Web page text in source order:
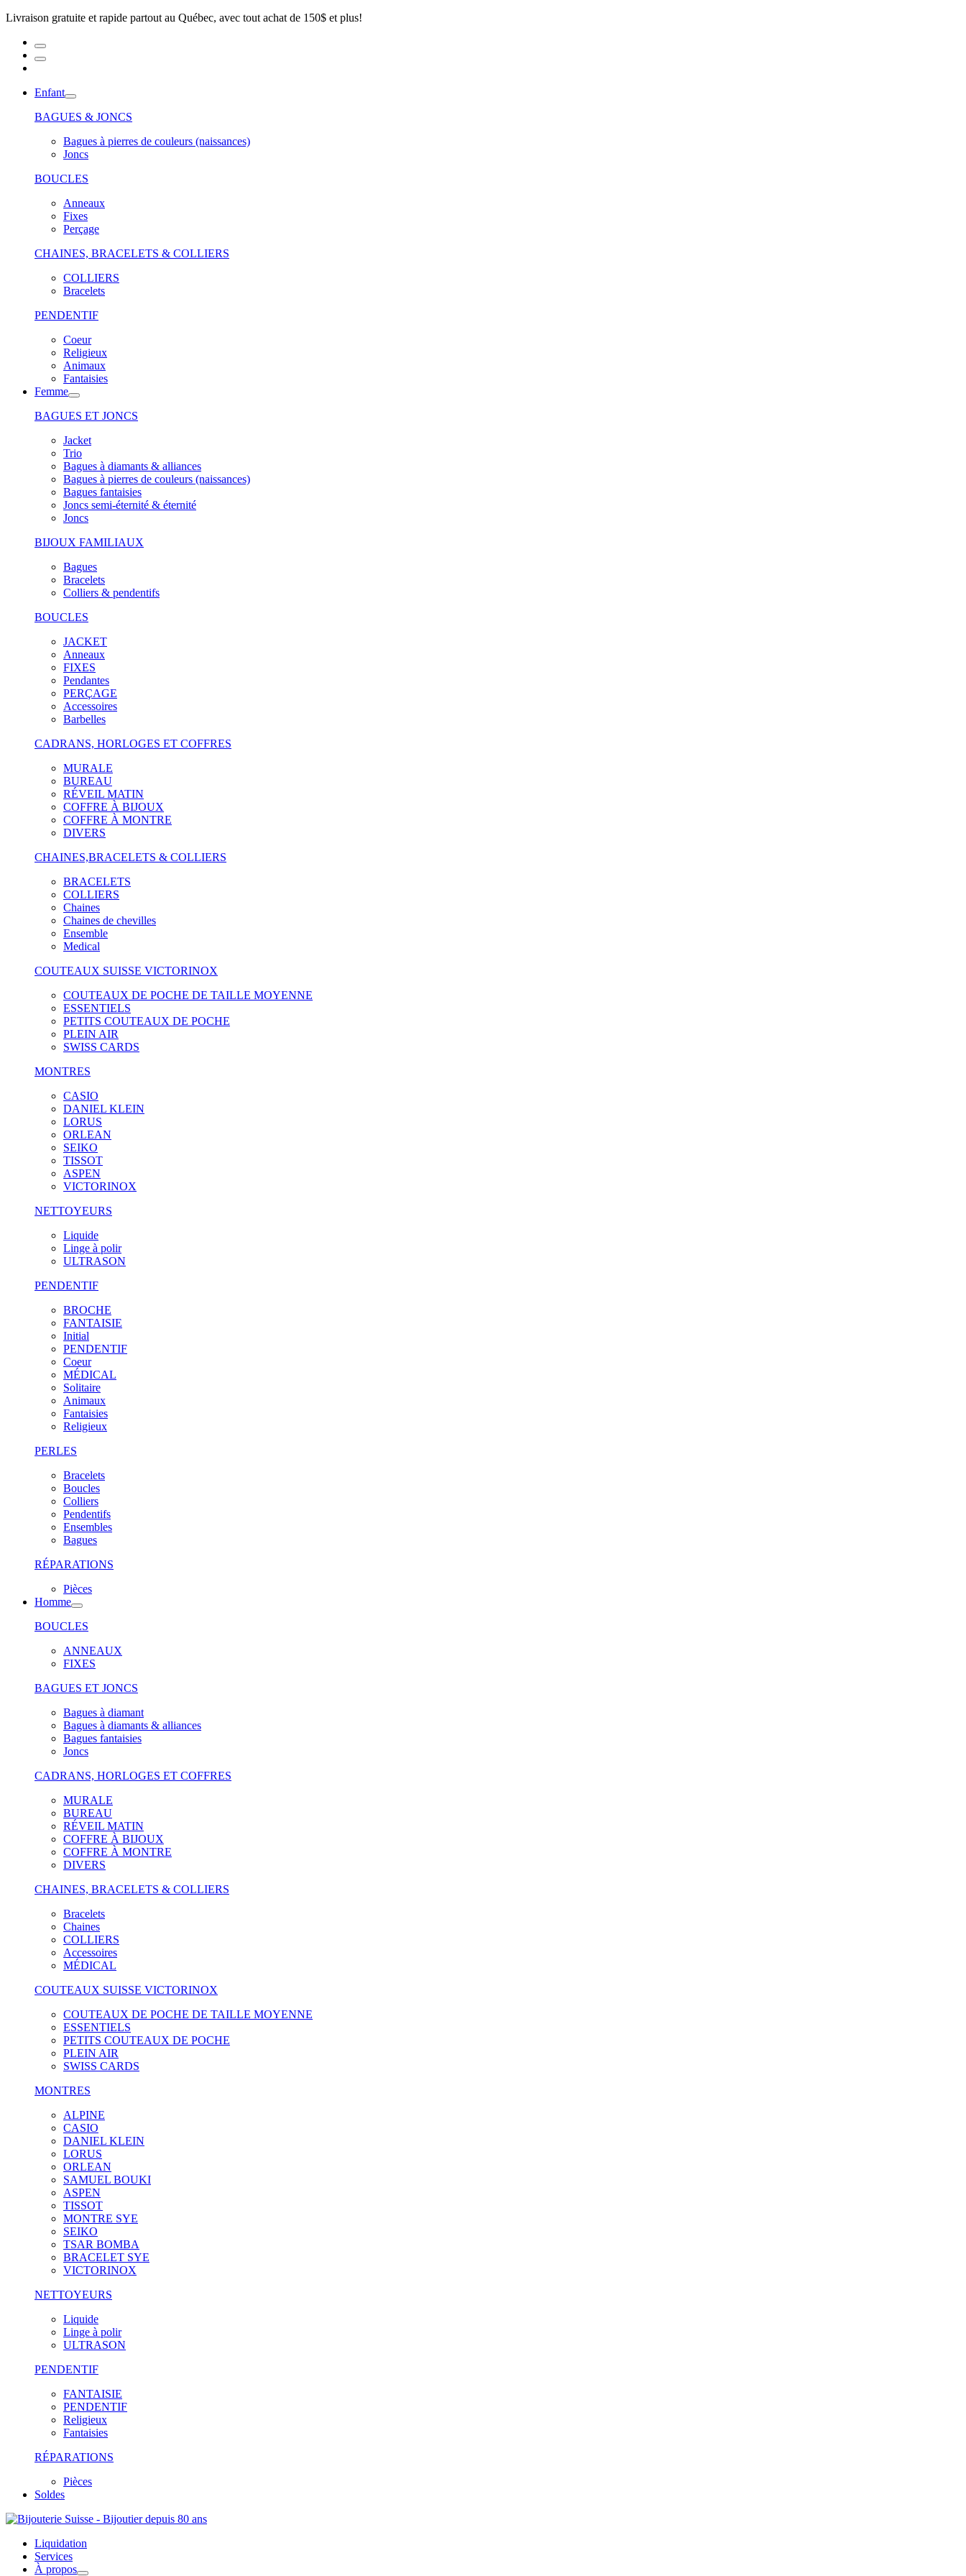
Livraison gratuite et rapide partout au Québec, avec tout achat de 150$ et plus!
Enfant
BAGUES & JONCS
Bagues à pierres de couleurs (naissances)
Joncs
BOUCLES
Anneaux
Fixes
Perçage
CHAINES, BRACELETS & COLLIERS
COLLIERS
Bracelets
PENDENTIF
Coeur
Religieux
Animaux
Fantaisies
Femme
BAGUES ET JONCS
Jacket
Trio
Bagues à diamants & alliances
Bagues à pierres de couleurs (naissances)
Bagues fantaisies
Joncs semi-éternité & éternité
Joncs
BIJOUX FAMILIAUX
Bagues
Bracelets
Colliers & pendentifs
BOUCLES
JACKET
Anneaux
FIXES
Pendantes
PERÇAGE
Accessoires
Barbelles
CADRANS, HORLOGES ET COFFRES
MURALE
BUREAU
RÉVEIL MATIN
COFFRE À BIJOUX
COFFRE À MONTRE
DIVERS
CHAINES,BRACELETS & COLLIERS
BRACELETS
COLLIERS
Chaines
Chaines de chevilles
Ensemble
Medical
COUTEAUX SUISSE VICTORINOX
COUTEAUX DE POCHE DE TAILLE MOYENNE
ESSENTIELS
PETITS COUTEAUX DE POCHE
PLEIN AIR
SWISS CARDS
MONTRES
CASIO
DANIEL KLEIN
LORUS
ORLEAN
SEIKO
TISSOT
ASPEN
VICTORINOX
NETTOYEURS
Liquide
Linge à polir
ULTRASON
PENDENTIF
BROCHE
FANTAISIE
Initial
PENDENTIF
Coeur
MÉDICAL
Solitaire
Animaux
Fantaisies
Religieux
PERLES
Bracelets
Boucles
Colliers
Pendentifs
Ensembles
Bagues
RÉPARATIONS
Pièces
Homme
BOUCLES
ANNEAUX
FIXES
BAGUES ET JONCS
Bagues à diamant
Bagues à diamants & alliances
Bagues fantaisies
Joncs
CADRANS, HORLOGES ET COFFRES
MURALE
BUREAU
RÉVEIL MATIN
COFFRE À BIJOUX
COFFRE À MONTRE
DIVERS
CHAINES, BRACELETS & COLLIERS
Bracelets
Chaines
COLLIERS
Accessoires
MÉDICAL
COUTEAUX SUISSE VICTORINOX
COUTEAUX DE POCHE DE TAILLE MOYENNE
ESSENTIELS
PETITS COUTEAUX DE POCHE
PLEIN AIR
SWISS CARDS
MONTRES
ALPINE
CASIO
DANIEL KLEIN
LORUS
ORLEAN
SAMUEL BOUKI
ASPEN
TISSOT
MONTRE SYE
SEIKO
TSAR BOMBA
BRACELET SYE
VICTORINOX
NETTOYEURS
Liquide
Linge à polir
ULTRASON
PENDENTIF
FANTAISIE
PENDENTIF
Religieux
Fantaisies
RÉPARATIONS
Pièces
Soldes
Liquidation
Services
À propos